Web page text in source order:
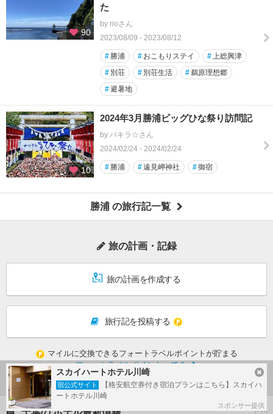
90
た
by rioさん
2023/08/09 - 2023/08/12
# 勝浦 # おこもりステイ #上総興津
# 別荘 # 別荘生活 #鵜原理想郷
#避暑地
10
2024年3月勝浦ビッグひな祭り訪問記
by パキラ☆さん
2024/02/24 - 2024/02/24
# 勝浦 #遠見岬神社 #御宿
勝浦 の旅行記一覧
旅の計画・記録
旅の計画を作成する
旅行記を投稿する
マイルに交換できるフォートラベルポイントが貯まる
フォートラベルポイントって？
PR
千葉の ホテル最新情報
スカイハートホテル川崎
宿公式サイト
【格安航空券付き宿泊プランはこちら】スカイハ
ートホテル川崎
スポンサー提供